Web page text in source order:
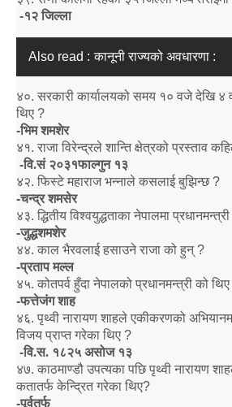
-१२ जिल्ला
Also read : कानूनी राज्यको अवधारणा :
४०. सरकारी कार्यालयको समय १० वजे देखि
थिए ?
-भिम शमशेर
४१. राजा विरेन्द्रले शान्ति क्षेत्रको प्रस्ताव
-वि.सं २०३१फाल्गुन १३
४२. फिस्टे महाराज भन्नाले कसलाई बुझिन्छ ?
-चन्द्र शमसेर
४३. द्धितीय विश्वयुद्धताका नेपालमा
-जुद्धशमशेर
४४. काल भैरवलाई हसाउने राजा को हुन् ?
-प्रताप मल्ल
४५. कोतपर्व हुँदा नेपालको प्रधानमन्त्री को थिए
-फत्तेजंग शाह
४६. पृथ्वी नारायण शाहले एकीकरणको
विजय प्राप्त गरेका थिए ?
-वि.स. १८२५ असोज १३
४७. काठमाण्डौ उपत्यका पछि पृथ्वी नारायण
कतातर्फ केन्द्रित गरेका थिए?
-पूर्वतर्फ